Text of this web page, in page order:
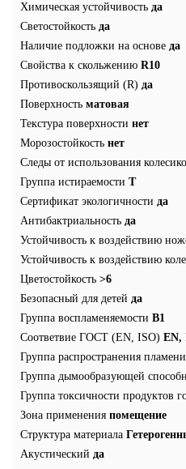
Химическая устойчивость да
Светостойкость да
Наличие подложки на основе да
Свойства к скольжению R10
Противоскользящий (R) да
Поверхность матовая
Текстура поверхности нет
Морозостойкость нет
Следы от использования
Группа истираемости T
Сертификат экологичности да
Антибактриальность да
Устойчивость к воздействию
Устойчивость к воздействию
Цветостойкость >6
Безопасный для детей да
Группа воспламеняемости В1
Соответвие ГОСТ (EN, ISO) EN,
Группа распространения пламени
Группа дымообразующей
Группа токсичности продуктов
Зона применения помещение
Структура материала
Акустический да